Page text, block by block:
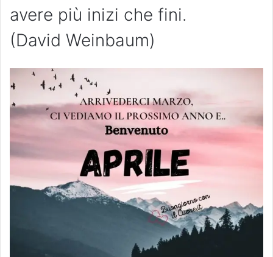
avere più inizi che fini.
(David Weinbaum)